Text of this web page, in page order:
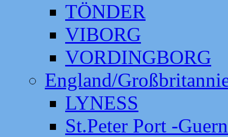
TÖNDER
VIBORG
VORDINGBORG
England/
LYNESS
St.Peter Port -